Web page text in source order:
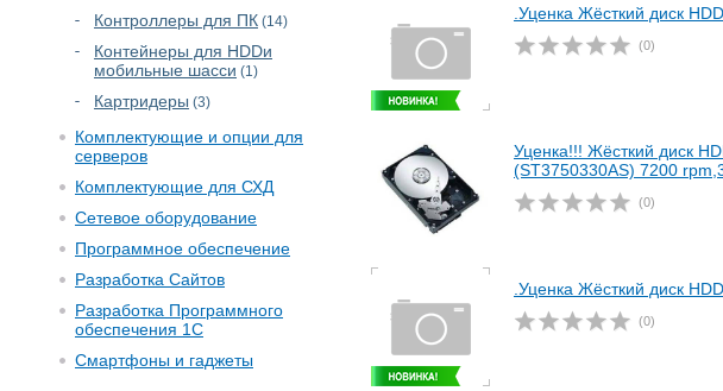
Контроллеры для ПК (14)
Контейнеры для HDDи
мобильные шасси (1)
Картридеры (3)
Комплектующие и опции для
серверов
Комплектующие для СХД
Сетевое оборудование
Программное обеспечение
Разработка Сайтов
Разработка Программного
обеспечения 1С
Смартфоны и гаджеты
.Уценка Жёсткий диск
(0)
Уценка!!! Жёсткий диск
(ST3750330AS) 7200
(0)
.Уценка Жёсткий диск
(0)